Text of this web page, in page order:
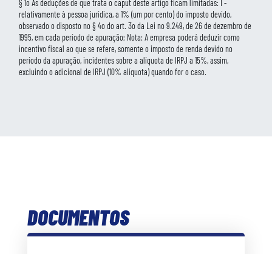
§ 1o As deduções de que trata o caput deste artigo ficam limitadas: I -
relativamente à pessoa jurídica, a 1% (um por cento) do imposto devido,
observado o disposto no § 4o do art. 3o da Lei no 9.249, de 26 de dezembro de
1995, em cada período de apuração; Nota: A empresa poderá deduzir como
incentivo fiscal ao que se refere, somente o imposto de renda devido no
período da apuração, incidentes sobre a alíquota de IRPJ a 15%, assim,
excluindo o adicional de IRPJ (10% alíquota) quando for o caso.
DOCUMENTOS